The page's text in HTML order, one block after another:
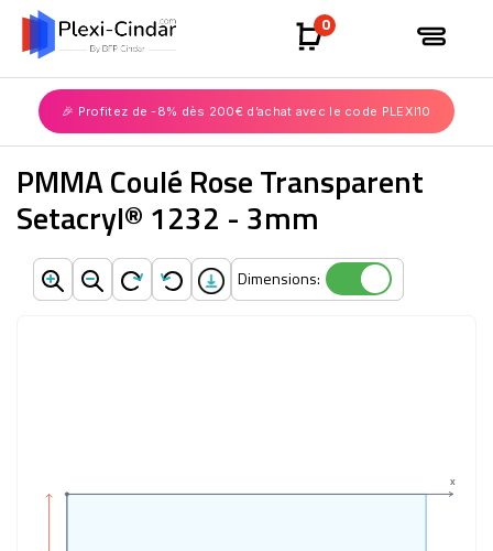
🎉 Profitez de -8% dès 200€ d’achat avec le code PLEXI10
0
PMMA Coulé Rose Transparent
Setacryl® 1232 - 3mm
Dimensions:
Dimensions:
X